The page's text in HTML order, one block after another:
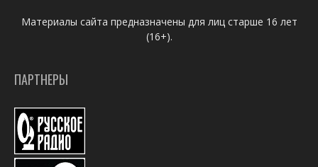
Материалы сайта предназначены для лиц старше 16 лет
(16+).
ПАРТНЕРЫ